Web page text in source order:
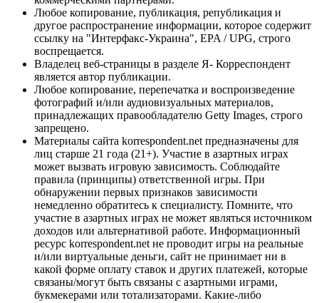
Любое копирование, публикация, републикация и
другое распространение информации, которое содержит
ссылку на "Интерфакс-Украина", EPA / UPG, строго
воспрещается.
Владелец веб-страницы в разделе Я- Корреспондент
является автор публикации.
Любое копирование, перепечатка и воспроизведение
фотографий и/или аудиовизуальных материалов,
принадлежащих правообладателю Getty Images, строго
запрещено.
Материалы сайта korrespondent.net предназначены для
лиц старше 21 года (21+). Участие в азартных играх
может вызвать игровую зависимость. Соблюдайте
правила (принципы) ответственной игры. При
обнаружении первых признаков зависимости
немедленно обратитесь к специалисту. Помните, что
участие в азартных играх не может являться источником
доходов или альтернативой работе. Информационный
ресурс korrespondent.net не проводит игры на реальные
и/или виртуальные деньги, сайт не принимает ни в
какой форме оплату ставок и других платежей, которые
связаны/могут быть связаны с азартными играми,
букмекерами или тотализаторами. Какие-либо